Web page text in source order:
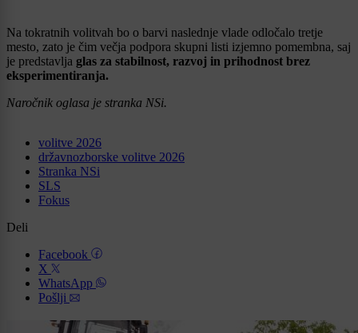
Na tokratnih volitvah bo o barvi naslednje vlade odločalo tretje
mesto, zato je čim večja podpora skupni listi izjemno pomembna, saj
je predstavlja glas za stabilnost, razvoj in prihodnost brez
eksperimentiranja.
Naročnik oglasa je stranka NSi.
volitve 2026
državnozborske volitve 2026
Stranka NSi
SLS
Fokus
Deli
Facebook
X
WhatsApp
Pošlji